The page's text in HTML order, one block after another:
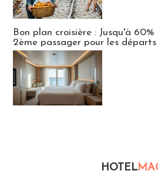
Bon plan croisière : Jusqu'à
2ème passager pour les
HOTEL